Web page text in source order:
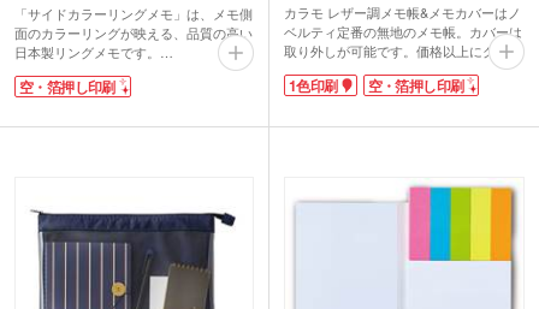
「サイドカラーリングメモ」は、メモ側
面のカラーリングが映える、品質の高い
日本製リングメモです。
用紙は2mm方眼入りなので、文字はも
ちろん図面や地図などをメモするにも大
リングメモなので不要なメモを処分する
なので、片手にしっくりとなじむサイズ
となっています。
カラーは黒・ネイビー・ブラウン・バー
ガンディ4色からお選びいただけます。
空・箔押し印刷
カラモ レザー調メモ帳&メモカバーはノ
ベルティ定番の無地のメモ帳。カバーは
取り外しが可能です。価格以上にグレー
ド感ある仕上がりで、展示会などの販促
品として人気があります。DMに同梱し
るサイズ。お得意先やお客様にご挨拶品
や商品名など名入れしてオリジナルメモ
帳を製作できます。配布しやすい透明袋
1色印刷 空・箔押し印刷